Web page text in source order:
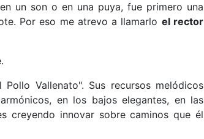
un son o en una puya, fue primero una
Por eso me atrevo a llamarlo el rector
Vallenato". Sus recursos melódicos
en los bajos elegantes, en las
creyendo innovar sobre caminos que él